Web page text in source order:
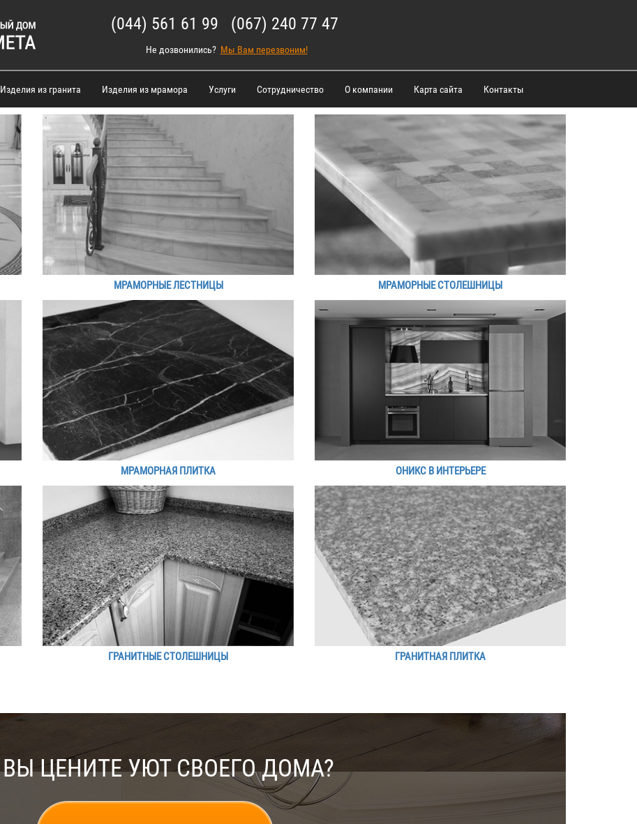
(044) 561 61 99 (067) 240 77 47
Не дозвонились? Мы Вам перезвоним!
Изделия из гранита Изделия из мрамора Услуги Сотрудничество О компании Карта сайта Контакты
МРАМОРНЫЕ ЛЕСТНИЦЫ МРАМОРНЫЕ СТОЛЕШНИЦЫ
МРАМОРНАЯ ПЛИТКА ОНИКС В ИНТЕРЬЕРЕ
ГРАНИТНЫЕ СТОЛЕШНИЦЫ ГРАНИТНАЯ ПЛИТКА
ВЫ ЦЕНИТЕ УЮТ СВОЕГО ДОМА?